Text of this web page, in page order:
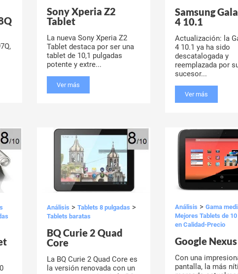
Sony Xperia Z2
Tablet
La nueva Sony Xperia Z2
Tablet destaca por ser una
tablet de 10,1 pulgadas
potente y extre...
Ver más
Samsung
4 10.1
Actualización: la
4 10.1 ya ha sido
descatalogada y
reemplazada por
sucesor...
Ver más
Análisis > Tablets 8 pulgadas >
Tablets baratas
BQ Curie 2 Quad
Core
La BQ Curie 2 Quad Core es
la versión renovada con un
Análisis > Gama
Mejores Tablets de
en Calidad-Precio
Google
Con una
pantalla, la más